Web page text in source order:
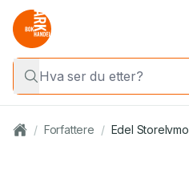
/ Forfattere / Edel Storelvmo